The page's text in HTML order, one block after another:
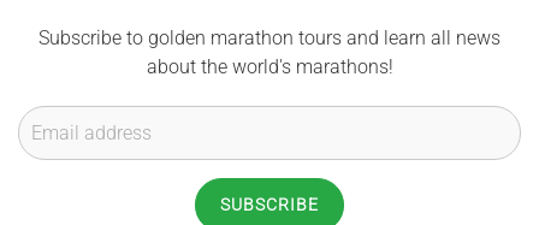
chosen
on
the
product
page
Subscribe to golden marathon tours and learn all news
about the world's marathons!
SUBSCRIBE